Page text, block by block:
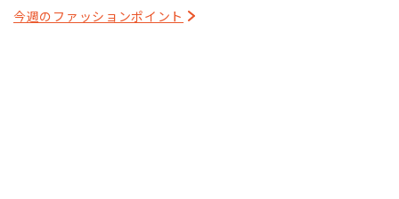
今週のファッションポイント